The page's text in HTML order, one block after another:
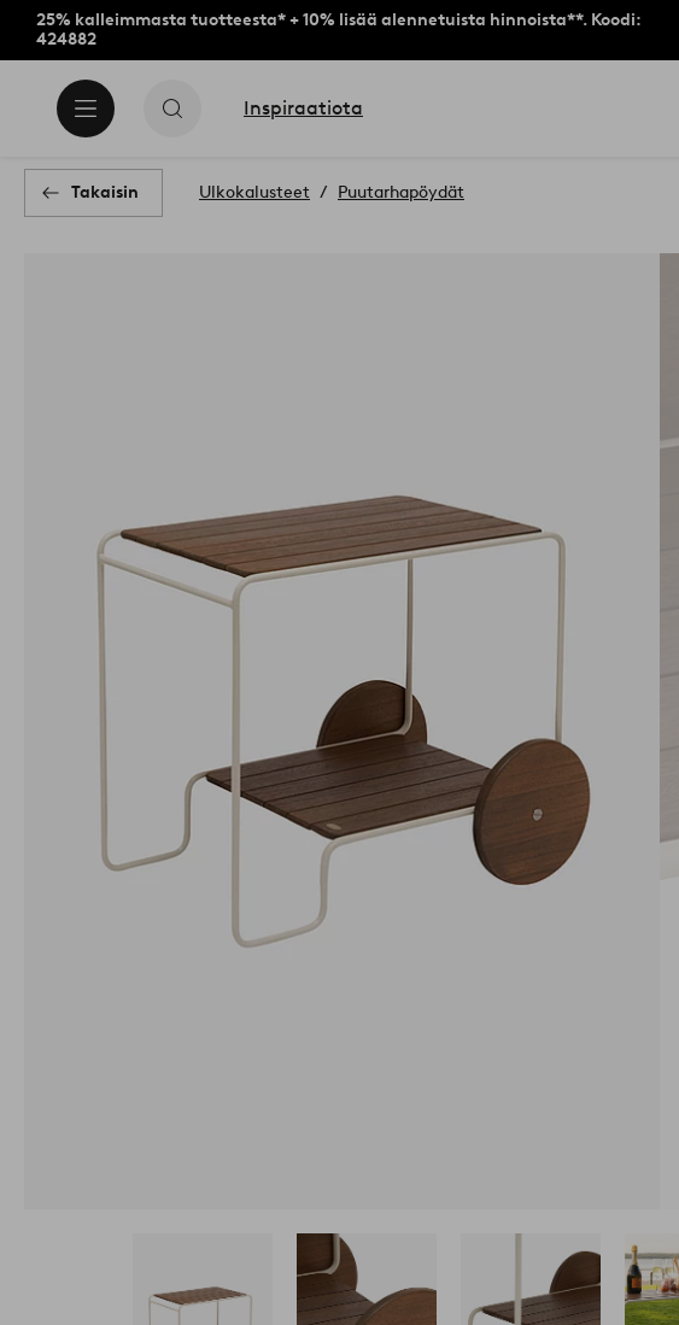
25% kalleimmasta tuotteesta* + 10% lisää alennetuista hinnoista**. Koodi:
424882
Inspiraatiota
Takaisin Ulkokalusteet Puutarhapöydät